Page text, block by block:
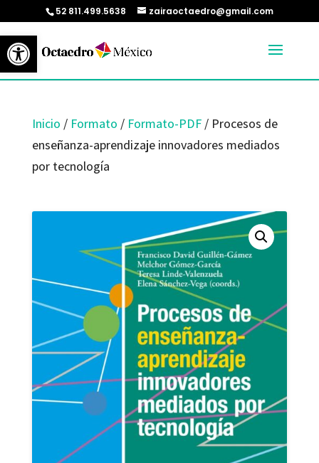
Abrir barra de herramientas
52 811.499.5638 zairaoctaedro@gmail.com
Inicio / Formato / Formato-PDF/ Procesos de
enseñanza-aprendizaje innovadores mediados
por tecnología